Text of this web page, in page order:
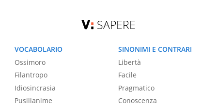
SAPERE
VOCABOLARIO
Ossimoro
Filantropo
Idiosincrasia
Pusillanime
SINONIMI E CONTRARI
Libertà
Facile
Pragmatico
Conoscenza